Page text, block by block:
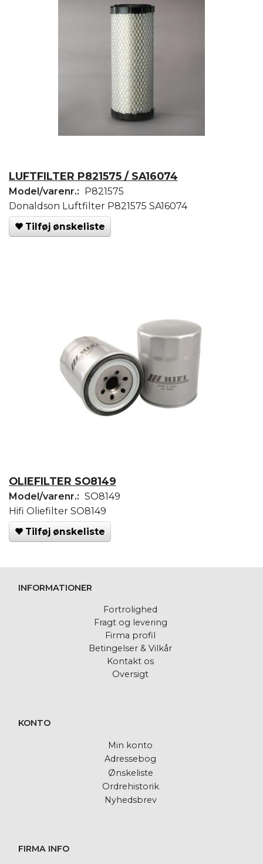
LUFTFILTER P821575 / SA16074
Model/varenr.:
P821575
Donaldson Luftfilter P821575 SA16074
Tilføj ønskeliste
OLIEFILTER SO8149
Model/varenr.: SO8149
Hifi Oliefilter SO8149
Tilføj ønskeliste
INFORMATIONER
Fortrolighed
Fragt og levering
Firma profil
Betingelser & Vilkår
Kontakt os
Oversigt
KONTO
Min konto
Adressebog
Ønskeliste
Ordrehistorik
Nyhedsbrev
FIRMA INFO